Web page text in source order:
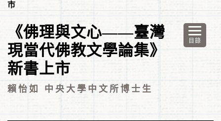
市
《佛理與文心——臺灣
現當代佛教文學論集》
新書上市
賴怡如 中央大學中文所博士生